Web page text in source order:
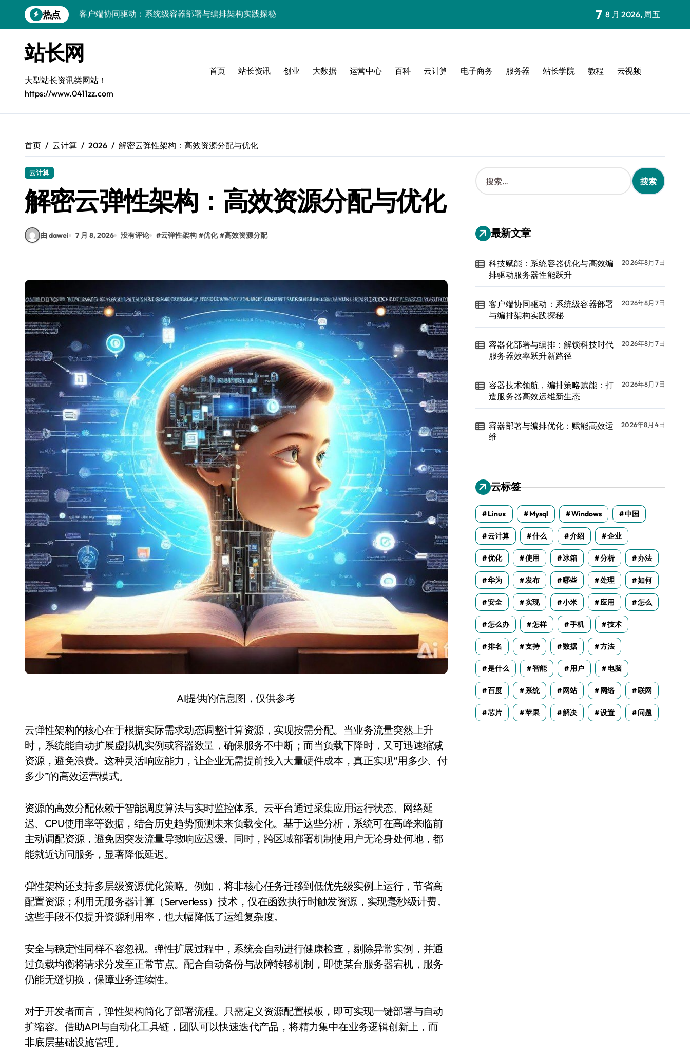
到
热点
容器化部署与编排：解锁科技时代服务器效率跃升新路径
容器部署与编排优化：赋能高效运维
容器部署与编排：重塑服务器管理新范式
破局之道：大模型平台安全运营实战
跨界融合：互联网站长生态新引擎
容器智能编排：释放服务器极致效能
7 8 月 2026, 周五
站长网
大型站长资讯类网站！
https://www.0411zz.com
首页 站长资讯 创业 大数据 运营中心 百科 云计算 电子商务 服务器 站长学院 教程 云视频
首页 云计算 2026 解密云弹性架构：高效资源分配与优化
云计算
解密云弹性架构：高效资源分配与优化
由 dawei 7 月 8, 2026 没有评论 #云弹性架构 #优化 #高效资源分配
AI提供的信息图，仅供参考
云弹性架构的核心在于根据实际需求动态调整计算资源，实现按需分配。当业务流量突然上升
时，系统能自动扩展虚拟机实例或容器数量，确保服务不中断；而当负载下降时，又可迅速缩减
资源，避免浪费。这种灵活响应能力，让企业无需提前投入大量硬件成本，真正实现“用多少、付
多少”的高效运营模式。
资源的高效分配依赖于智能调度算法与实时监控体系。云平台通过采集应用运行状态、网络延
迟、CPU使用率等数据，结合历史趋势预测未来负载变化。基于这些分析，系统可在高峰来临前
主动调配资源，避免因突发流量导致响应迟缓。同时，跨区域部署机制使用户无论身处何地，都
能就近访问服务，显著降低延迟。
弹性架构还支持多层级资源优化策略。例如，将非核心任务迁移到低优先级实例上运行，节省高
配置资源；利用无服务器计算（Serverless）技术，仅在函数执行时触发资源，实现毫秒级计费。
这些手段不仅提升资源利用率，也大幅降低了运维复杂度。
安全与稳定性同样不容忽视。弹性扩展过程中，系统会自动进行健康检查，剔除异常实例，并通
过负载均衡将请求分发至正常节点。配合自动备份与故障转移机制，即使某台服务器宕机，服务
仍能无缝切换，保障业务连续性。
对于开发者而言，弹性架构简化了部署流程。只需定义资源配置模板，即可实现一键部署与自动
扩缩容。借助API与自动化工具链，团队可以快速迭代产品，将精力集中在业务逻辑创新上，而
非底层基础设施管理。
搜
索
：
最新文章
科技赋能：系统容器优化与高效编
排驱动服务器性能跃升
2026年8月7日
客户端协同驱动：系统级容器部署
与编排架构实践探秘
2026年8月7日
容器化部署与编排：解锁科技时代
服务器效率跃升新路径
2026年8月7日
容器技术领航，编排策略赋能：打
造服务器高效运维新生态
2026年8月7日
容器部署与编排优化：赋能高效运
维
2026年8月4日
云标签
Linux Mysql Windows 中国
云计算 什么 介绍 企业
优化 使用 冰箱 分析 办法
华为 发布 哪些 处理 如何
安全 实现 小米 应用 怎么
怎么办 怎样 手机 技术
排名 支持 数据 方法
是什么 智能 用户 电脑
百度 系统 网站 网络 联网
芯片 苹果 解决 设置 问题